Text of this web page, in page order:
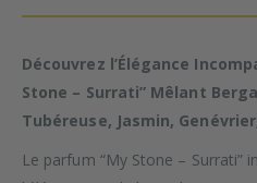
Découvrez l’Élégance
Stone – Surrati” Mêlant
Tubéreuse, Jasmin,
Le parfum “My Stone – Surrati”